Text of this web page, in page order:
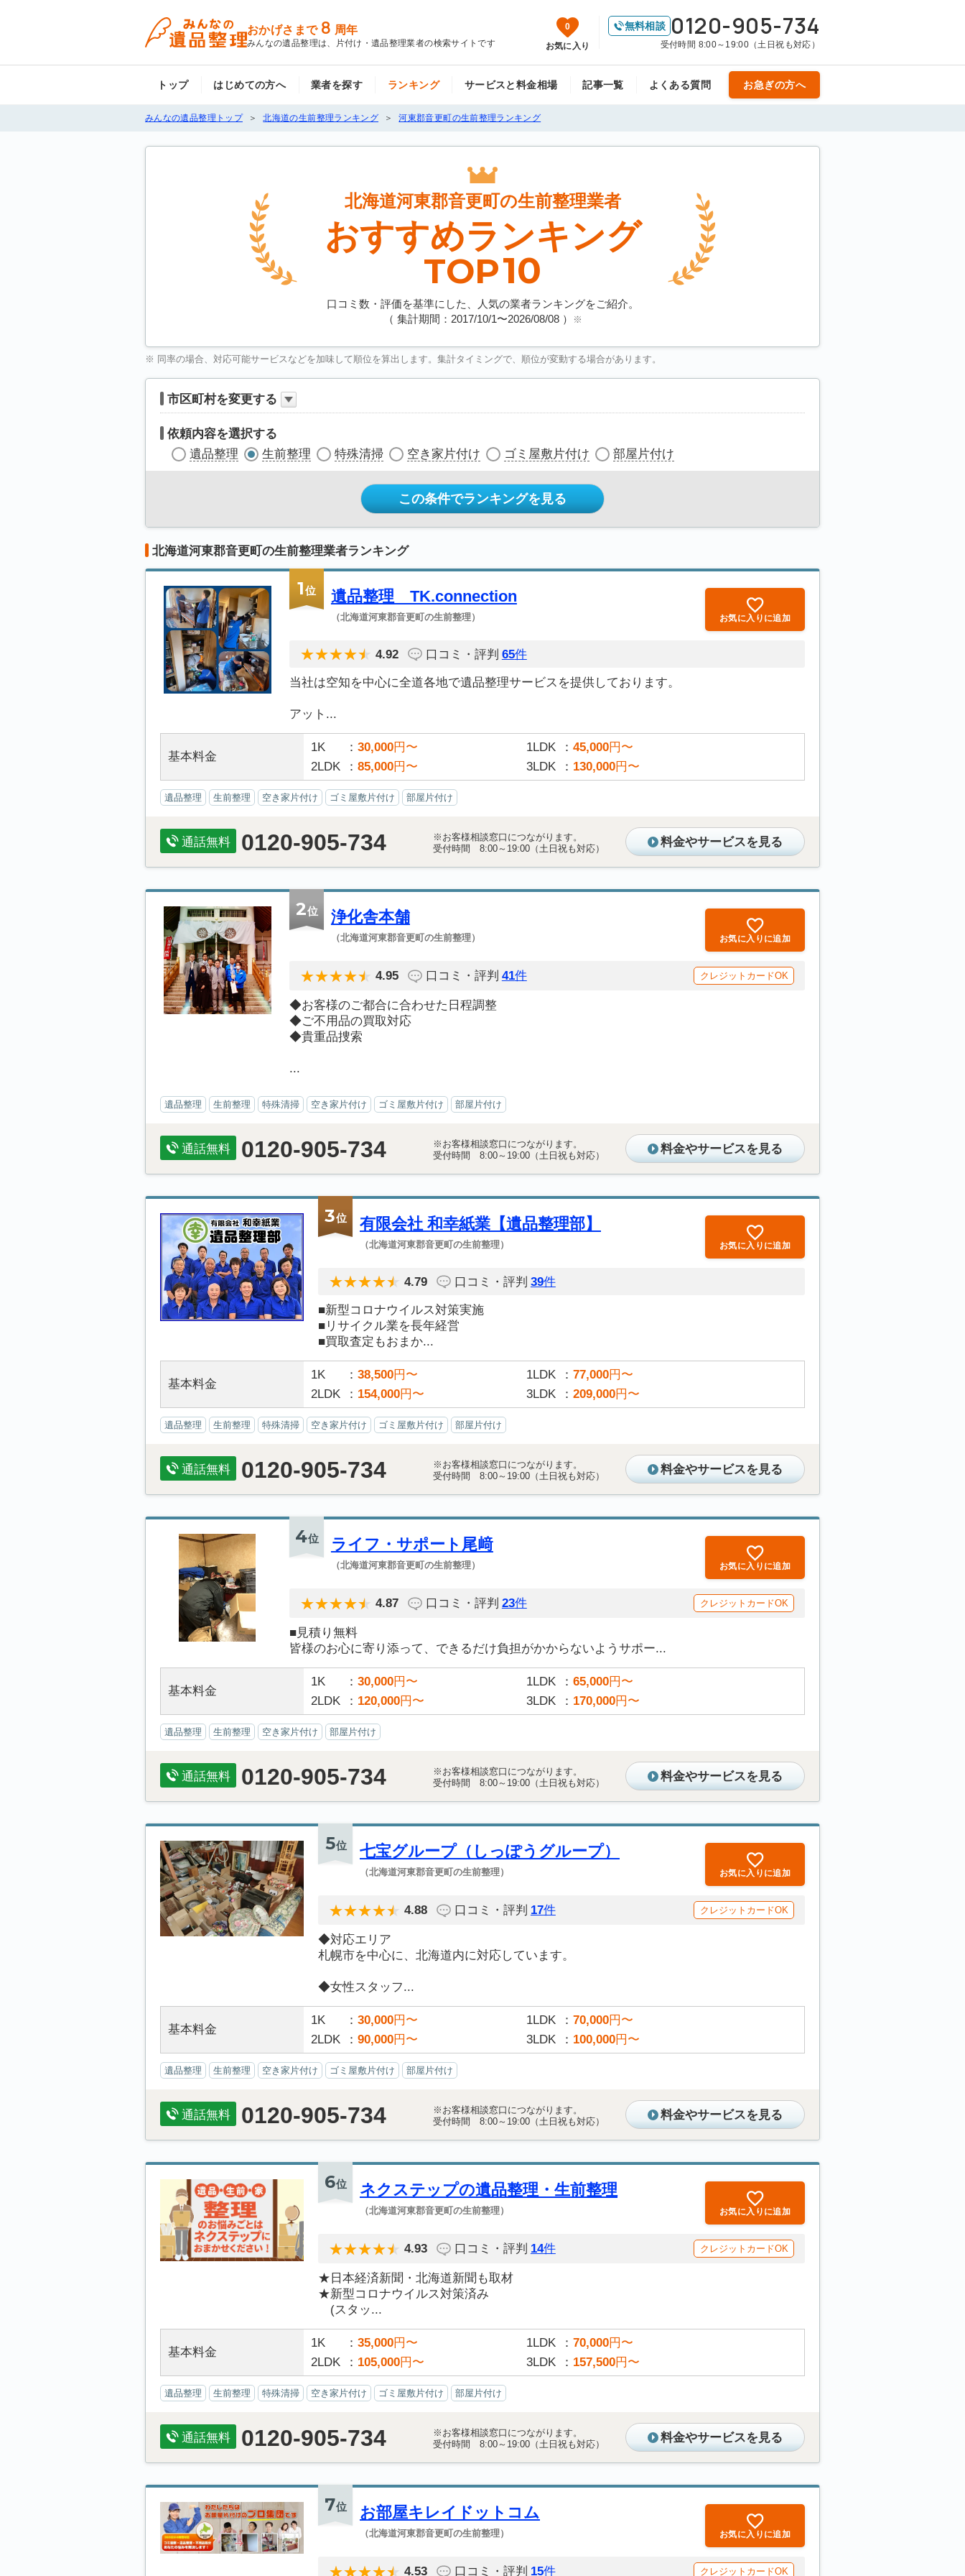
おかげさまで 8 周年
みんなの遺品整理は、片付け・遺品整理業者の検索サイトです
0
お気に入り
無料相談 0120-905-734
受付時間 8:00～19:00（土日祝も対応）
トップ はじめての方へ 業者を探す ランキング サービスと料金相場 記事一覧 よくある質問 お急ぎの方へ
みんなの遺品整理トップ 北海道の生前整理ランキング 河東郡音更町の生前整理ランキング
北海道河東郡音更町の生前整理業者
おすすめランキング
TOP10
口コミ数・評価を基準にした、人気の業者ランキングをご紹介。
（ 集計期間：2017/10/1〜2026/08/08） ※
※ 同率の場合、対応可能サービスなどを加味して順位を算出します。集計タイミングで、順位が変動する場合があります。
市区町村を変更する
依頼内容を選択する
遺品整理
生前整理 特殊清掃 空き家片付け ゴミ屋敷片付け 部屋片付け
この条件でランキングを見る
北海道河東郡音更町の生前整理業者ランキング
1位 遺品整理 TK.connection
（北海道河東郡音更町の生前整理） お気に入りに追加
4.92 口コミ・評判 65件
当社は空知を中心に全道各地で遺品整理サービスを提供しております。
アット...
基本料金
1K 30,000円〜 1LDK 45,000円〜
2LDK
85,000円〜 3LDK 130,000円〜
遺品整理 生前整理 空き家片付け ゴミ屋敷片付け 部屋片付け
通話無料 0120-905-734
※お客様相談窓口につながります。
受付時間 8:00～19:00（土日祝も対応）
料金やサービスを見る
2位 浄化舎本舗
（北海道河東郡音更町の生前整理） お気に入りに追加
4.95 口コミ・評判 41件 クレジットカードOK
◆お客様のご都合に合わせた日程調整
◆ご不用品の買取対応
◆貴重品捜索
...
遺品整理 生前整理 特殊清掃 空き家片付け ゴミ屋敷片付け 部屋片付け
通話無料 0120-905-734
※お客様相談窓口につながります。
受付時間 8:00～19:00（土日祝も対応）
料金やサービスを見る
3位 有限会社 和幸紙業【遺品整理部】
（北海道河東郡音更町の生前整理） お気に入りに追加
4.79 口コミ・評判 39件
■新型コロナウイルス対策実施
■リサイクル業を長年経営
■買取査定もおまか...
基本料金
1K 38,500円〜 1LDK 77,000円〜
2LDK
154,000円〜 3LDK 209,000円〜
遺品整理 生前整理 特殊清掃 空き家片付け ゴミ屋敷片付け 部屋片付け
通話無料 0120-905-734
※お客様相談窓口につながります。
受付時間 8:00～19:00（土日祝も対応）
料金やサービスを見る
4位 ライフ・サポート尾﨑
（北海道河東郡音更町の生前整理） お気に入りに追加
4.87 口コミ・評判 23件 クレジットカードOK
■見積り無料
皆様のお心に寄り添って、できるだけ負担がかからないようサポー...
基本料金
1K 30,000円〜 1LDK 65,000円〜
2LDK
120,000円〜 3LDK 170,000円〜
遺品整理 生前整理 空き家片付け 部屋片付け
通話無料 0120-905-734
※お客様相談窓口につながります。
受付時間 8:00～19:00（土日祝も対応）
料金やサービスを見る
5位 七宝グループ（しっぽうグループ）
（北海道河東郡音更町の生前整理） お気に入りに追加
4.88 口コミ・評判 17件 クレジットカードOK
◆対応エリア
札幌市を中心に、北海道内に対応しています。
◆女性スタッフ...
基本料金
1K 30,000円〜 1LDK 70,000円〜
2LDK
90,000円〜 3LDK 100,000円〜
遺品整理 生前整理 空き家片付け ゴミ屋敷片付け 部屋片付け
通話無料 0120-905-734
※お客様相談窓口につながります。
受付時間 8:00～19:00（土日祝も対応）
料金やサービスを見る
6位 ネクステップの遺品整理・生前整理
（北海道河東郡音更町の生前整理） お気に入りに追加
4.93 口コミ・評判 14件 クレジットカードOK
★日本経済新聞・北海道新聞も取材
★新型コロナウイルス対策済み
(スタッ...
基本料金
1K 35,000円〜 1LDK 70,000円〜
2LDK
105,000円〜 3LDK 157,500円〜
遺品整理 生前整理 特殊清掃 空き家片付け ゴミ屋敷片付け 部屋片付け
通話無料 0120-905-734
※お客様相談窓口につながります。
受付時間 8:00～19:00（土日祝も対応）
料金やサービスを見る
7位 お部屋キレイドットコム
（北海道河東郡音更町の生前整理） お気に入りに追加
4.53 口コミ・評判 15件 クレジットカードOK